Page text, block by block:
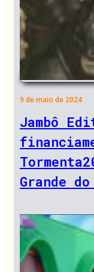
9 de maio de 2024
Jambô
Grande